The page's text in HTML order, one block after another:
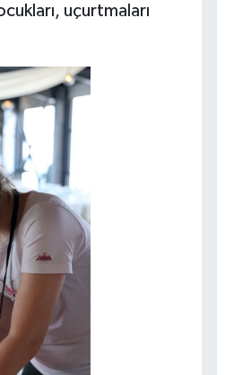
uçurtmaları